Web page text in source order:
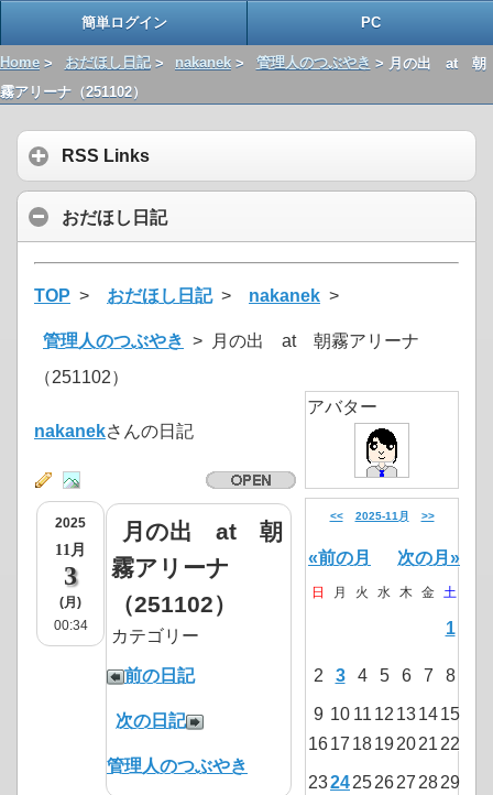
簡単ログイン PC
Home > おだほし日記> nakanek > 管理人のつぶやき > 月の出 at 朝
霧アリーナ（251102）
RSS Links
おだほし日記
TOP > おだほし日記> nakanek >
管理人のつぶやき > 月の出 at 朝霧アリーナ
（251102）
nakanekさんの日記
2025
11月
3
(月)
00:34
月の出 at 朝
霧アリーナ
（251102）
前の日記
次の日記
カテゴリー
管理人のつぶやき
アバター
<< 2025-11月 >>
«前の月 次の月»
日 月 火 水 木 金 土
1
2 3 4 5 6 7 8
9 10 11 12 131415
1617 18192021 22
2324252627 2829